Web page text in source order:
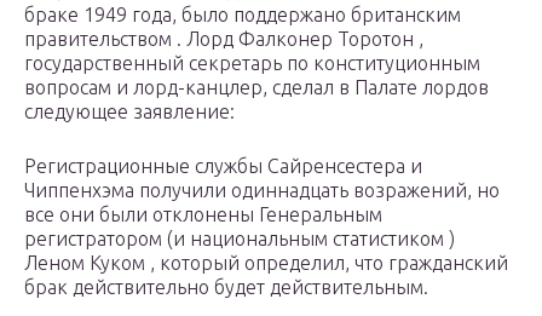
браке 1949 года, было поддержано британским
правительством . Лорд Фалконер Торотон ,
государственный секретарь по конституционным
вопросам и лорд-канцлер, сделал в Палате лордов
следующее заявление:
Регистрационные службы Сайренсестера и
Чиппенхэма получили одиннадцать возражений, но
все они были отклонены Генеральным
регистратором (и национальным статистиком )
Леном Куком , который определил, что гражданский
брак действительно будет действительным.